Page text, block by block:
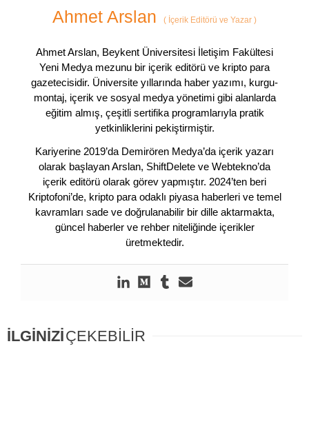
Ahmet Arslan ( İçerik Editörü ve Yazar )
Ahmet Arslan, Beykent Üniversitesi İletişim Fakültesi
Yeni Medya mezunu bir içerik editörü ve kripto para
gazetecisidir. Üniversite yıllarında haber yazımı, kurgu-
montaj, içerik ve sosyal medya yönetimi gibi alanlarda
eğitim almış, çeşitli sertifika programlarıyla pratik
yetkinliklerini pekiştirmiştir.
Kariyerine 2019’da Demirören Medya’da içerik yazarı
olarak başlayan Arslan, ShiftDelete ve Webtekno’da
içerik editörü olarak görev yapmıştır. 2024’ten beri
Kriptofoni’de, kripto para odaklı piyasa haberleri ve temel
kavramları sade ve doğrulanabilir bir dille aktarmakta,
güncel haberler ve rehber niteliğinde içerikler
üretmektedir.
İLGİNİZİÇEKEBİLİR